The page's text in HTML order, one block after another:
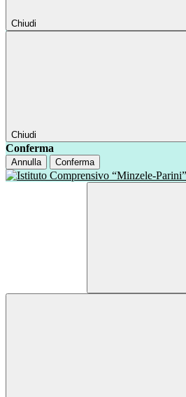
Chiudi
Chiudi
Conferma
Annulla Conferma